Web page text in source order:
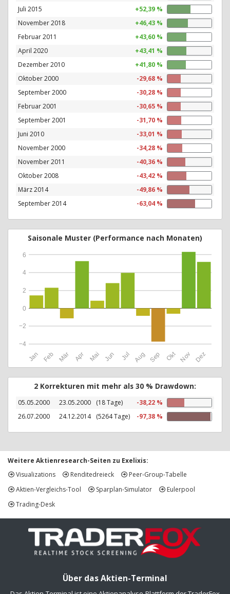
Juli 2015
+52,39 %
November 2018
+46,43 %
Februar 2011
+43,60 %
April 2020
+43,41 %
Dezember 2010
+41,80 %
Oktober 2000
-29,68 %
September 2000
-30,28 %
Februar 2001
-30,65 %
September 2001
-31,70 %
Juni 2010
-33,01 %
November 2000
-34,28 %
November 2011
-40,36 %
Oktober 2008
-43,42 %
März 2014
-49,86 %
September 2014
-63,04 %
Saisonale Muster (Performance nach Monaten)
Jan Feb Mär Apr Mai Jun Jul Aug Sep Okt Nov Dez
−4
−2
0
2
4
6
2 Korrekturen mit mehr als 30 % Drawdown:
05.05.2000 23.05.2000 (18 Tage)
-38,22 %
26.07.2000
24.12.2014 (5264 Tage) -97,38 %
Weitere Aktienresearch-Seiten zu Exelixis:
Visualizations
Renditedreieck
Peer-Group-Tabelle
Aktien-Vergleichs-Tool
Sparplan-Simulator
Eulerpool
Trading-Desk
Über das Aktien-Terminal